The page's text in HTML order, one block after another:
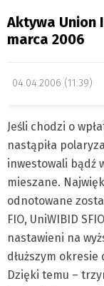
Aktywa Union
marca 2006
04.04.2006 (11:39)
Jeśli chodzi o
nastąpiła
inwestowali bądź
mieszane.
odnotowane
FIO, UniWIBID
nastawieni na
dłuższym
Dzięki temu –